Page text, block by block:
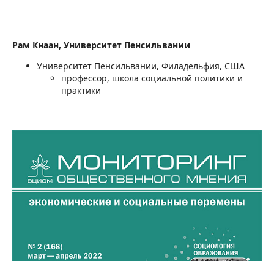
Рам Кнаан, Университет Пенсильвании
Университет Пенсильвании, Филадельфия, США
профессор, школа социальной политики и
практики